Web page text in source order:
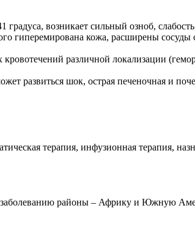
градуса, возникает сильный озноб,
гиперемирована кожа, расширены сосуды
различной локализации
развиться шок, острая печеночная и
терапия, инфузионная терапия,
районы – Африку и Южную